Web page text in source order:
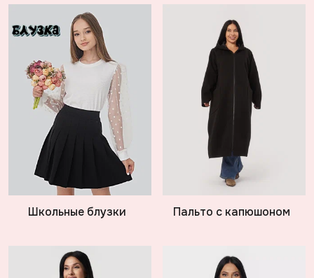
Школьные блузки Пальто с капюшоном